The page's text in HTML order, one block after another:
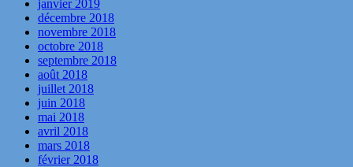
janvier 2019
décembre 2018
novembre 2018
octobre 2018
septembre 2018
août 2018
juillet 2018
juin 2018
mai 2018
avril 2018
mars 2018
février 2018